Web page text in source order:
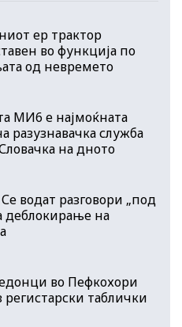
ер трактор
во функција по
од невремето
МИ6 е најмоќната
разузнавачка служба
на дното
водат разговори „под
деблокирање на
во Пефкохори
регистарски таблички